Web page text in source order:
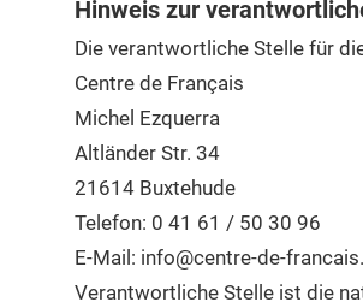
Hinweis zur
Die verantwortliche Stelle für
Centre de Français
Michel Ezquerra
Altländer Str. 34
21614 Buxtehude
Telefon: 0 41 61 / 50 30 96
E-Mail: info@centre-de-
Verantwortliche Stelle ist die